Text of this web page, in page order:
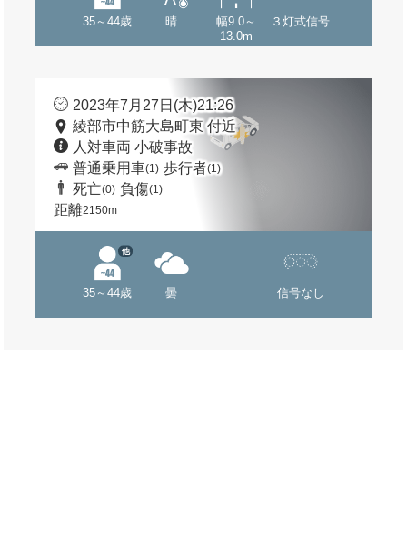
35～44歳 晴
幅9.0～
13.0m
３灯式信号
2023年7月27日(木)21:26
綾部市中筋大島町東 付近
人対車両 小破事故
普通乗用車(1) 歩行者(1)
死亡(0) 負傷(1)
距離2150m
35～44歳
他
曇 信号なし